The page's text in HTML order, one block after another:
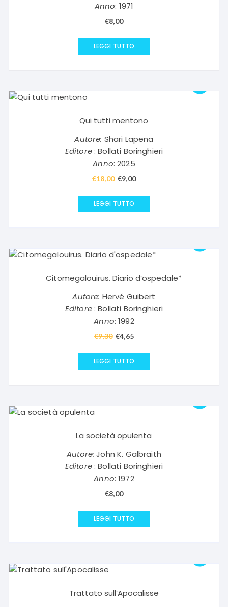
Anno: 1971
€8,00
LEGGI TUTTO
Qui tutti mentono
Autore: Shari Lapena
Editore: Bollati Boringhieri
Anno: 2025
€18,00 Il
originale
€9,00Il
LEGGI TUTTO
Citomegalouirus. Diario d’ospedale*
Autore: Hervé Guibert
Editore: Bollati Boringhieri
Anno: 1992
€9,30 Il
originale
€4,65Il
attuale
LEGGI TUTTO
La società opulenta
Autore: John K. Galbraith
Editore: Bollati Boringhieri
Anno: 1972
€8,00
LEGGI TUTTO
Trattato sull’Apocalisse